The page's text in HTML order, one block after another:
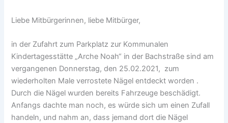
Liebe Mitbürgerinnen, liebe Mitbürger,
in der Zufahrt zum Parkplatz zur Kommunalen
Kindertagesstätte „Arche Noah“ in der Bachstraße sind am
vergangenen Donnerstag, den 25.02.2021, zum
wiederholten Male verrostete Nägel entdeckt worden .
Durch die Nägel wurden bereits Fahrzeuge beschädigt.
Anfangs dachte man noch, es würde sich um einen Zufall
handeln, und nahm an, dass jemand dort die Nägel